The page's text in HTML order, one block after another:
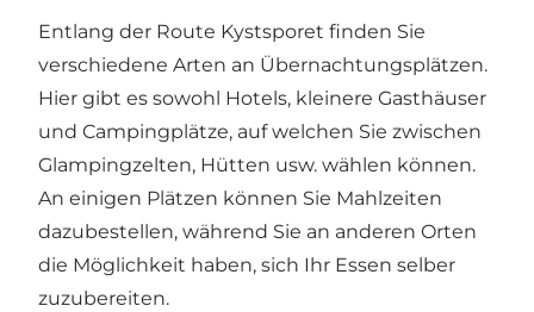
Entlang der Route Kystsporet finden Sie
verschiedene Arten an Übernachtungsplätzen.
Hier gibt es sowohl Hotels, kleinere Gasthäuser
und Campingplätze, auf welchen Sie zwischen
Glampingzelten, Hütten usw. wählen können.
An einigen Plätzen können Sie Mahlzeiten
dazubestellen, während Sie an anderen Orten
die Möglichkeit haben, sich Ihr Essen selber
zuzubereiten.